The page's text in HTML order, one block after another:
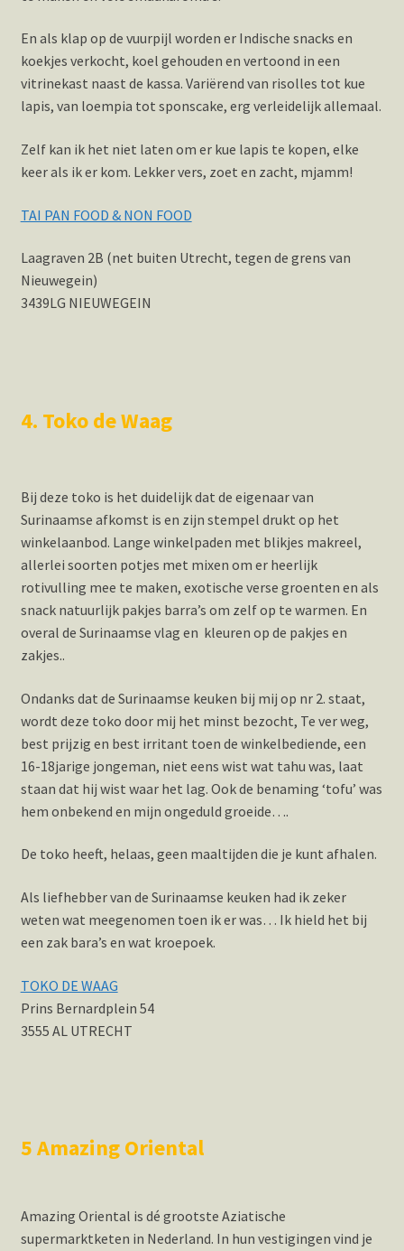
En als klap op de vuurpijl worden er Indische snacks en
koekjes verkocht, koel gehouden en vertoond in een
vitrinekast naast de kassa. Variërend van risolles tot kue
lapis, van loempia tot sponscake, erg verleidelijk allemaal.
Zelf kan ik het niet laten om er kue lapis te kopen, elke
keer als ik er kom. Lekker vers, zoet en zacht, mjamm!
TAI PAN FOOD & NON FOOD
Laagraven 2B (net buiten Utrecht, tegen de grens van
Nieuwegein)
3439LG NIEUWEGEIN
4. Toko de Waag
Bij deze toko is het duidelijk dat de eigenaar van
Surinaamse afkomst is en zijn stempel drukt op het
winkelaanbod. Lange winkelpaden met blikjes makreel,
allerlei soorten potjes met mixen om er heerlijk
rotivulling mee te maken, exotische verse groenten en als
snack natuurlijk pakjes barra’s om zelf op te warmen. En
overal de Surinaamse vlag en kleuren op de pakjes en
zakjes..
Ondanks dat de Surinaamse keuken bij mij op nr 2. staat,
wordt deze toko door mij het minst bezocht, Te ver weg,
best prijzig en best irritant toen de winkelbediende, een
16-18jarige jongeman, niet eens wist wat tahu was, laat
staan dat hij wist waar het lag. Ook de benaming ‘tofu’ was
hem onbekend en mijn ongeduld groeide….
De toko heeft, helaas, geen maaltijden die je kunt afhalen.
Als liefhebber van de Surinaamse keuken had ik zeker
weten wat meegenomen toen ik er was… Ik hield het bij
een zak bara’s en wat kroepoek.
TOKO DE WAAG
Prins Bernardplein 54
3555 AL UTRECHT
5 Amazing Oriental
Amazing Oriental is dé grootste Aziatische
supermarktketen in Nederland. In hun vestigingen vind je